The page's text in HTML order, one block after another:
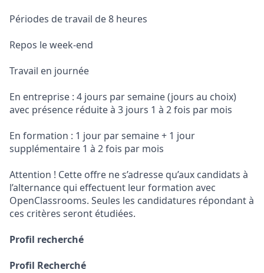
Périodes de travail de 8 heures
Repos le week-end
Travail en journée
En entreprise : 4 jours par semaine (jours au choix)
avec présence réduite à 3 jours 1 à 2 fois par mois
En formation : 1 jour par semaine + 1 jour
supplémentaire 1 à 2 fois par mois
Attention ! Cette offre ne s’adresse qu’aux candidats à
l’alternance qui effectuent leur formation avec
OpenClassrooms. Seules les candidatures répondant à
ces critères seront étudiées.
Profil recherché
Profil Recherché